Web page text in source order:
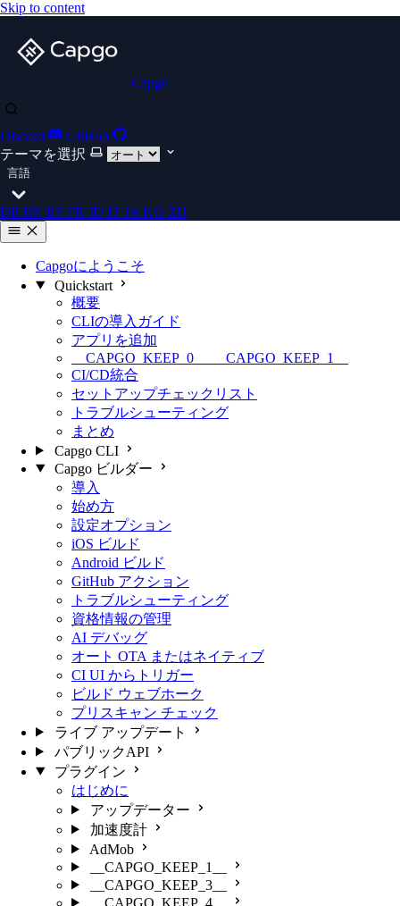
Skip to content
Capgo
Discord
GitHub
テーマを選択
言語
DE EN ES FR ID IT JA KO ZH
Capgoにようこそ
Quickstart
概要
CLIの導入ガイド
アプリを追加
__CAPGO_KEEP_0__ __CAPGO_KEEP_1__
CI/CD統合
セットアップチェックリスト
トラブルシューティング
まとめ
Capgo CLI
Capgo ビルダー
導入
始め方
設定オプション
iOS ビルド
Android ビルド
GitHub アクション
トラブルシューティング
資格情報の管理
AI デバッグ
オート OTA またはネイティブ
CI UI からトリガー
ビルド ウェブホーク
プリスキャン チェック
ライブ アップデート
パブリックAPI
プラグイン
はじめに
アップデーター
加速度計
AdMob
__CAPGO_KEEP_1__
__CAPGO_KEEP_3__
__CAPGO_KEEP_4__